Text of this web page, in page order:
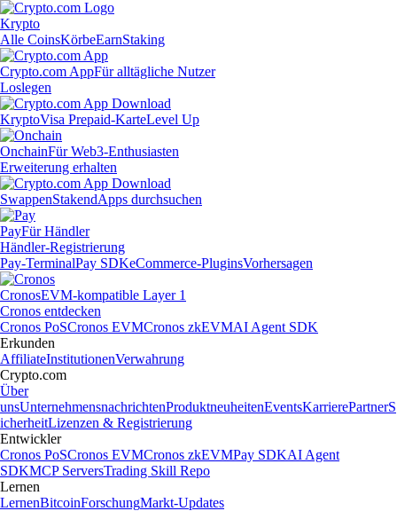
Krypto
Alle CoinsKörbeEarnStaking
Crypto.com AppFür alltägliche Nutzer
Loslegen
KryptoVisa Prepaid-KarteLevel Up
OnchainFür Web3-Enthusiasten
Erweiterung erhalten
SwappenStakendApps durchsuchen
PayFür Händler
Händler-Registrierung
Pay-TerminalPay SDKeCommerce-PluginsVorhersagen
CronosEVM-kompatible Layer 1
Cronos entdecken
Cronos PoSCronos EVMCronos zkEVMAI Agent SDK
Erkunden
AffiliateInstitutionenVerwahrung
Crypto.com
Über
unsUnternehmensnachrichtenProduktneuheitenEventsKarrierePartnerS
icherheitLizenzen & Registrierung
Entwickler
Cronos PoSCronos EVMCronos zkEVMPay SDKAI Agent
SDKMCP ServersTrading Skill Repo
Lernen
LernenBitcoinForschungMarkt-Updates